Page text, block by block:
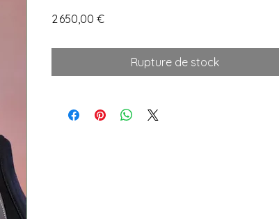
2 650,00 €Prix
Rupture de stock